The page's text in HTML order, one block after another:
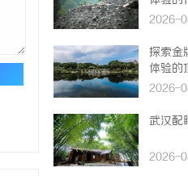
2026-
探索金
体验的
2026-
武汉配
2026-